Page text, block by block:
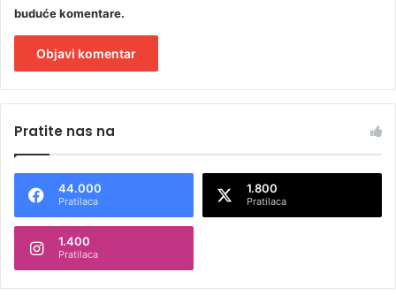
buduće komentare.
t
n
t
Pratite nas na
44.000
Pratilaca
1.800
Pratilaca
1.400
Pratilaca